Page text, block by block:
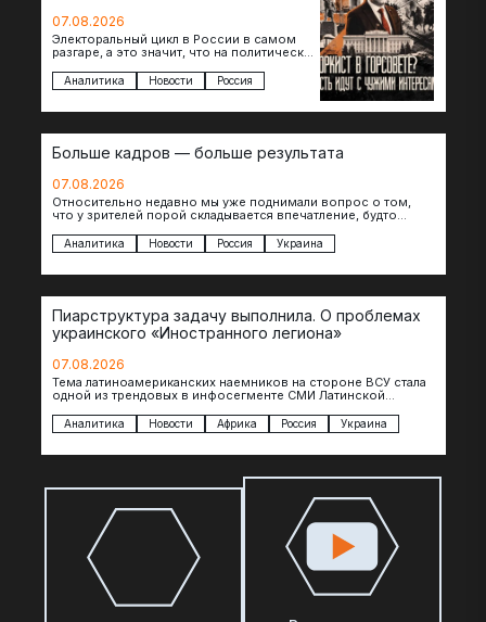
07.08.2026
Электоральный цикл в России в самом
разгаре, а это значит, что на политическое
сомнительной репутацией….
Аналитика Новости Россия
Больше кадров — больше результата
07.08.2026
Относительно недавно мы уже поднимали вопрос о том,
что у зрителей порой складывается впечатление, будто
Аналитика Новости Россия Украина
Пиарструктура задачу выполнила. О проблемах
украинского «Иностранного легиона»
07.08.2026
Тема латиноамериканских наемников на стороне ВСУ стала
одной из трендовых в инфосегменте СМИ Латинской
Аналитика Новости Африка Россия Украина